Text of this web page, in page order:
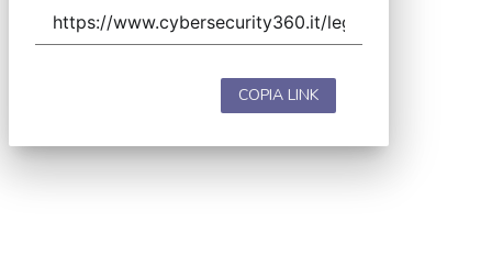
COPIA LINK